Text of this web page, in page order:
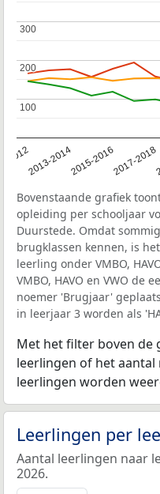
20122013-20142015-20162017-2018
100
100
200
200
300
300
Bovenstaande grafiek
opleiding per schooljaar
Duurstede. Omdat
brugklassen kennen, is
leerling onder VMBO,
VMBO, HAVO en VWO de
noemer 'Brugjaar'
in leerjaar 3 worden als
Met het filter boven de
leerlingen of het
leerlingen worden
Leerlingen per
Aantal leerlingen naar
2026.